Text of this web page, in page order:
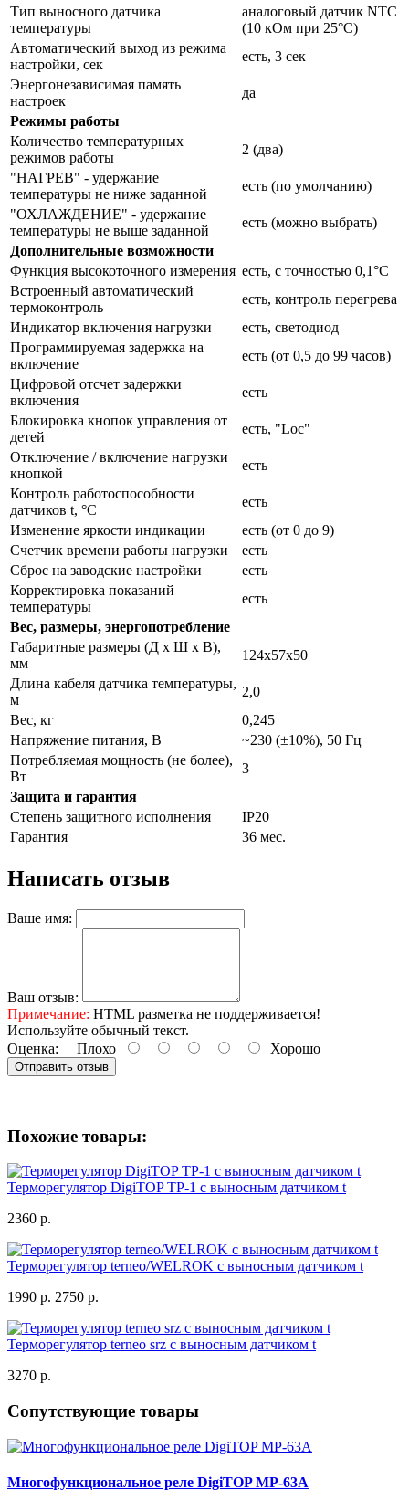
Тип выносного датчика
температуры
аналоговый датчик NTC
(10 кОм при 25°С)
Автоматический выход из режима
настройки, сек
есть, 3 сек
Энергонезависимая память
настроек
да
Режимы работы
Количество температурных
режимов работы
2 (два)
"НАГРЕВ" - удержание
температуры не ниже заданной
есть (по умолчанию)
"ОХЛАЖДЕНИЕ" - удержание
температуры не выше заданной
есть (можно выбрать)
Дополнительные возможности
Функция высокоточного измерения есть, с точностью 0,1°С
Встроенный автоматический
термоконтроль
есть, контроль перегрева
Индикатор включения нагрузки
есть, светодиод
Программируемая задержка на
включение
есть (от 0,5 до 99 часов)
Цифровой отсчет задержки
включения
есть
Блокировка кнопок управления от
детей
есть, "Loc"
Отключение / включение нагрузки
кнопкой
есть
Контроль работоспособности
датчиков t, °С
есть
Изменение яркости индикации
есть (от 0 до 9)
Счетчик времени работы нагрузки
есть
Сброс на заводские настройки
есть
Корректировка показаний
температуры
есть
Вес, размеры, энергопотребление
Габаритные размеры (Д х Ш х В),
мм
124х57х50
Длина кабеля датчика температуры,
м
2,0
Вес, кг
0,245
Напряжение питания, В
~230 (±10%), 50 Гц
Потребляемая мощность (не более),
Вт
3
Защита и гарантия
Степень защитного исполнения
IP20
Гарантия
36 мес.
Написать отзыв
Ваше имя:
Ваш отзыв:
Примечание: HTML разметка не поддерживается!
Используйте обычный текст.
Оценка: Плохо Хорошо
Отправить отзыв
Похожие товары:
Терморегулятор DigiTOP ТР-1 с выносным датчиком t
2360 р.
Терморегулятор terneo/WELROK с выносным датчиком t
1990 р. 2750 р.
Терморегулятор terneo srz с выносным датчиком t
3270 р.
Сопутствующие товары
Многофункциональное реле DigiTOP MP-63A